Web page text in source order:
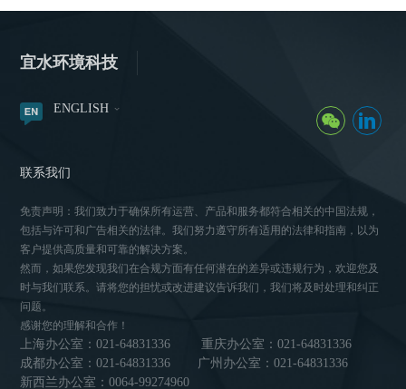
宜水环境科技
ENGLISH
联系我们
免责声明：我们致力于确保所有运营、产品和服务都符合相关的中国法规，
包括与许可和广告相关的法律。我们努力遵守所有适用的法律和指南，以为
客户提供高质量和可靠的解决方案。
然而，如果您发现我们在合规方面有任何潜在的差异或违规行为，欢迎您及
时与我们联系。请将您的担忧或改进建议告诉我们，我们将及时处理和纠正
问题。
感谢您的理解和合作！
上海办公室：021-64831336
重庆办公室：021-64831336
成都办公室：021-64831336
广州办公室：021-64831336
新西兰办公室：0064-99274960